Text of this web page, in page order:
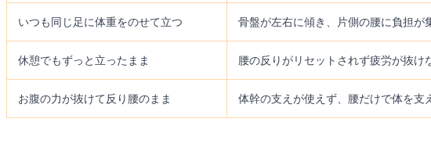
いつも同じ足に体重をのせて立つ 骨盤が左右に傾き、片側の腰に負担が
休憩でもずっと立ったまま 腰の反りがリセットされず疲労が抜け
お腹の力が抜けて反り腰のまま 体幹の支えが使えず、腰だけで体を支